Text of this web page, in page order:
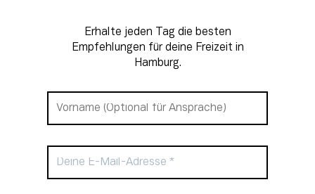
Erhalte jeden Tag die besten
Empfehlungen für deine Freizeit in
Hamburg.